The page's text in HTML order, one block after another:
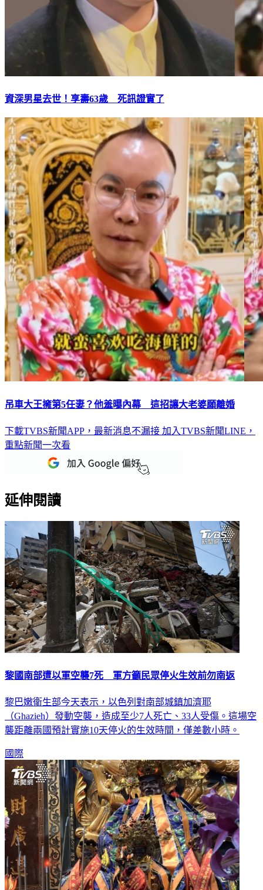
資深男星去世！享壽63歲 死訊證實了
吊車大王擁第5任妻？他羞曝內幕 這招讓大老婆願離婚
下載TVBS新聞APP，最新消息不漏接 加入TVBS新聞LINE，
重點新聞一次看
延伸閱讀
黎國南部遭以軍空襲7死 軍方籲民眾停火生效前勿南返
黎巴嫩衛生部今天表示，以色列對南部城鎮加濟耶
（Ghazieh）發動空襲，造成至少7人死亡、33人受傷。這場空
襲距離兩國預計實施10天停火的生效時間，僅差數小時。
國際